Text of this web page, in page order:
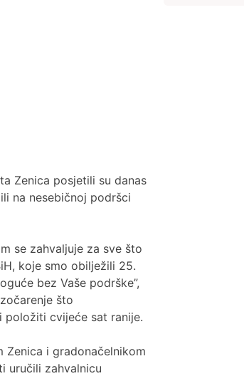
Zenica posjetili su danas
na nesebičnoj podršci
se zahvaljuje za sve što
koje smo obilježili 25.
bez Vaše podrške”,
što
položiti cvijeće sat ranije.
Zenica i gradonačelnikom
uručili zahvalnicu